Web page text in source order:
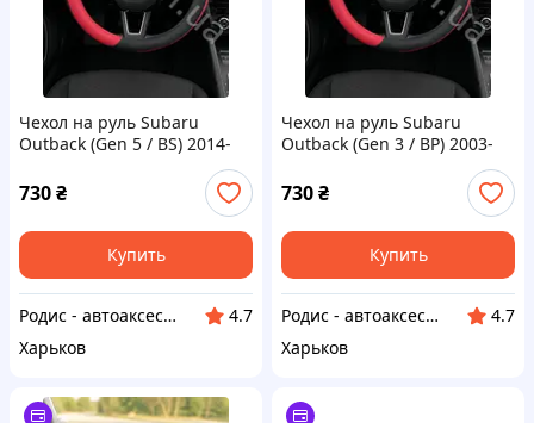
Чехол на руль Subaru
Outback (Gen 5 / BS) 2014-
оплетка руля Субару Аутбек
5
730₴
Купить
Родис - автоаксессуары и запасные части
4.7
Харьков
Чехол на руль Subaru
Outback (Gen 3 / BP) 2003-
оплетка руля Субару Аутбек
3
730₴
Купить
Родис - автоаксессуары и запасные части
4.7
Харьков